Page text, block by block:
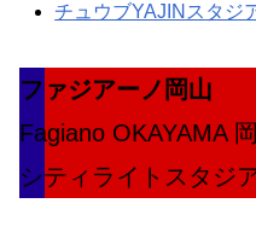
チュウブYAJINスタジ
ファジアーノ岡山
Fagiano OKAYAMA
シティライトスタジ